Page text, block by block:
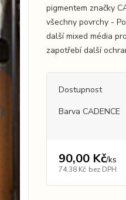
pigmentem značky
všechny povrchy -
další mixed média
zapotřebí další
Dostupnost
Barva CADENCE
90,00 Kč/ks
74,38 Kč bez DPH